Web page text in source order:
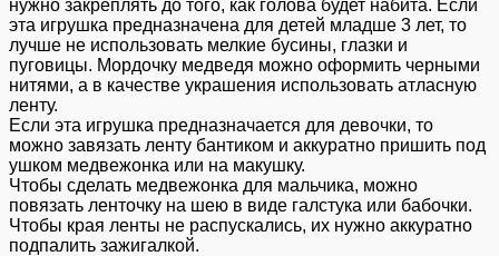
нужно закреплять до того, как голова будет набита. Если
эта игрушка предназначена для детей младше 3 лет, то
лучше не использовать мелкие бусины, глазки и
пуговицы. Мордочку медведя можно оформить черными
нитями, а в качестве украшения использовать атласную
ленту.
Если эта игрушка предназначается для девочки, то
можно завязать ленту бантиком и аккуратно пришить под
ушком медвежонка или на макушку.
Чтобы сделать медвежонка для мальчика, можно
повязать ленточку на шею в виде галстука или бабочки.
Чтобы края ленты не распускались, их нужно аккуратно
подпалить зажигалкой.